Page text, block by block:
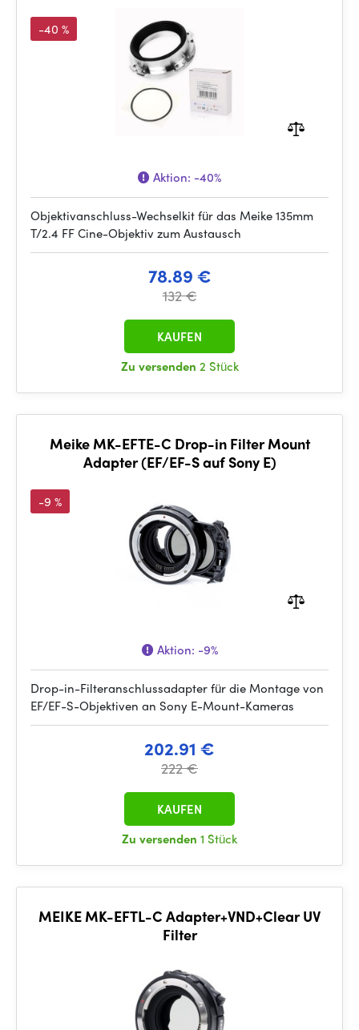
-40 %
Aktion: -40%
Objektivanschluss-Wechselkit für das Meike 135mm
T/2.4 FF Cine-Objektiv zum Austausch
78.89 €
132 €
Zu versenden 2 Stück
KAUFEN
Meike MK-EFTE-C Drop-in Filter Mount
Adapter (EF/EF-S auf Sony E)
-9 %
Aktion: -9%
Drop-in-Filteranschlussadapter für die Montage von
EF/EF-S-Objektiven an Sony E-Mount-Kameras
202.91 €
222 €
Zu versenden 1 Stück
KAUFEN
MEIKE MK-EFTL-C Adapter+VND+Clear UV
Filter